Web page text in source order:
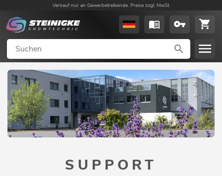
Verkauf nur an Gewerbetreibende. Preise zzgl. MwSt.
SUPPORT